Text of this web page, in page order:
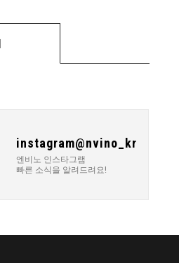
instagram@nvino_kr
엔비노 인스타그램
빠른 소식을 알려드려요!